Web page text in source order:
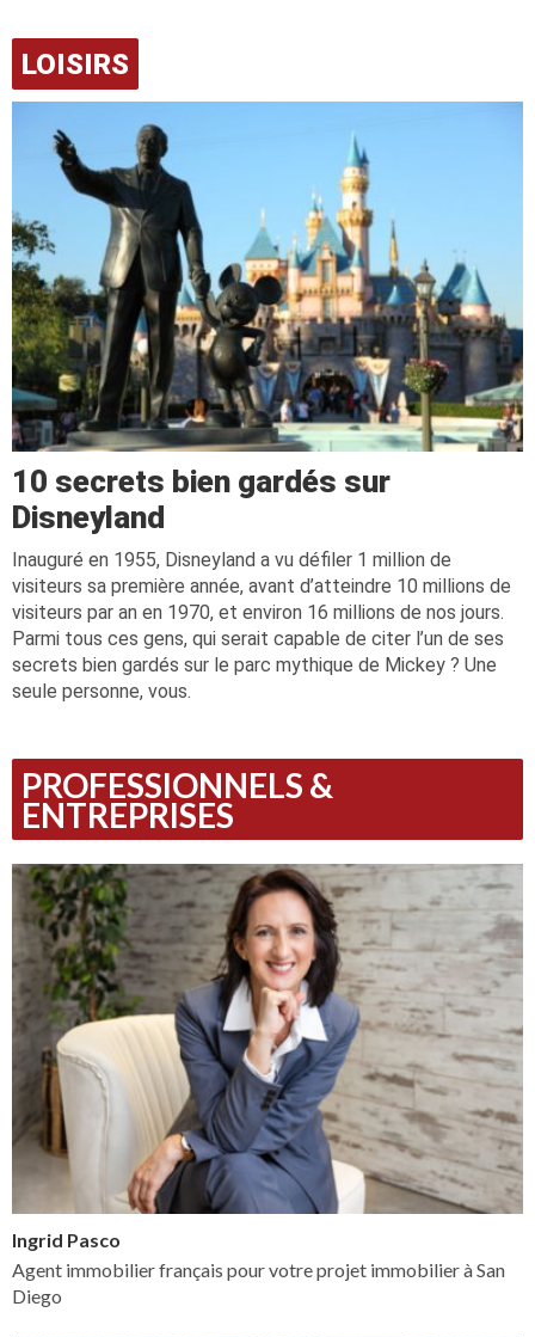
LOISIRS
10 secrets bien gardés sur
Disneyland
Inauguré en 1955, Disneyland a vu défiler 1 million de
visiteurs sa première année, avant d’atteindre 10 millions de
visiteurs par an en 1970, et environ 16 millions de nos jours.
Parmi tous ces gens, qui serait capable de citer l’un de ses
secrets bien gardés sur le parc mythique de Mickey ? Une
seule personne, vous.
PROFESSIONNELS &
ENTREPRISES
Ingrid Pasco
Agent immobilier français pour votre projet immobilier à San
Diego